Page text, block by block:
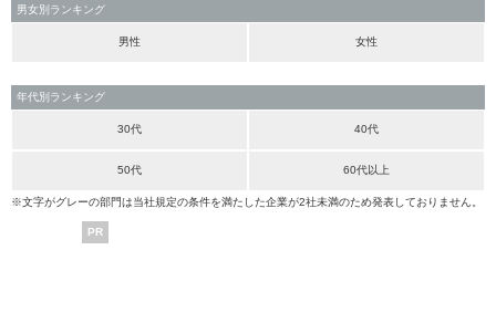
男女別ランキング
男性 女性
年代別ランキング
30代 40代
50代 60代以上
※文字がグレーの部門は当社規定の条件を満たした企業が2社未満のため発表しておりません。
PR